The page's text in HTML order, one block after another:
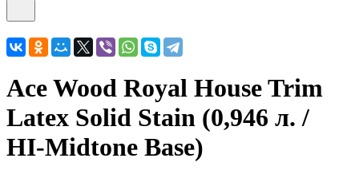
Ace Wood Royal House Trim
Latex Solid Stain (0,946 л. /
HI-Midtone Base)